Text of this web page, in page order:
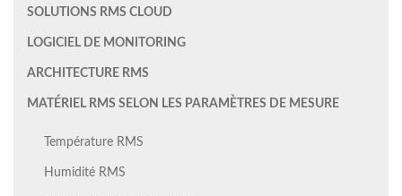
SOLUTIONS RMS CLOUD
LOGICIEL DE MONITORING
ARCHITECTURE RMS
MATÉRIEL RMS SELON LES PARAMÈTRES DE MESURE
Température RMS
Humidité RMS